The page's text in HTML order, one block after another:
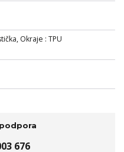
Okraje : TPU
676